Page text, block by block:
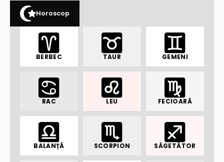
Horoscop
BERBEC TAUR GEMENI
RAC LEU FECIOARĂ
BALANȚĂ SCORPION SĂGETĂTOR